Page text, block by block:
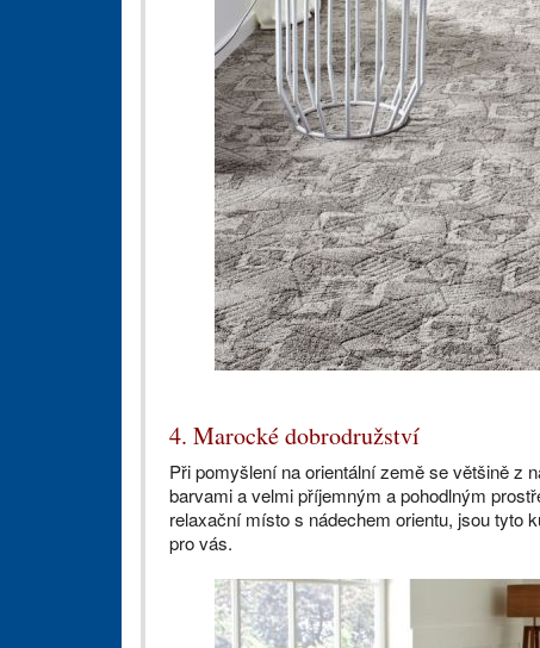
4. Marocké dobrodružství
Při pomyšlení na orientální země se většině z
barvami a velmi příjemným a pohodlným
relaxační místo s nádechem orientu, jsou tyto
pro vás.